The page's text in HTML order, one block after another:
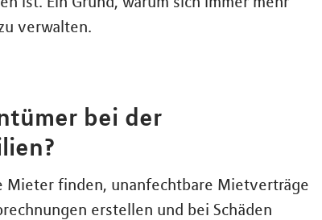
verwalten.
bei der
Mieter finden, unanfechtbare Mietverträge
erstellen und bei Schäden